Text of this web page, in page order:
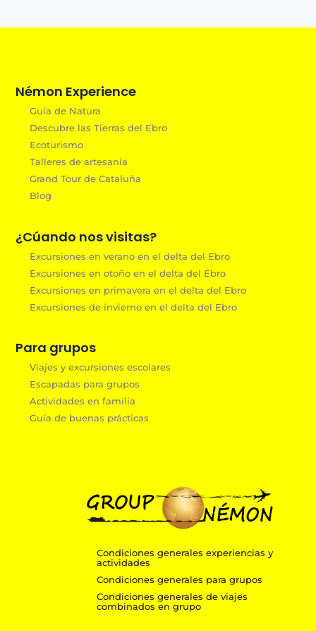
Némon Experience
Guía de Natura
Descubre las Tierras del Ebro
Ecoturismo
Talleres de artesania
Grand Tour de Cataluña
Blog
¿Cúando nos visitas?
Excursiones en verano en el delta del Ebro
Excursiones en otoño en el delta del Ebro
Excursiones en primavera en el delta del Ebro
Excursiones de invierno en el delta del Ebro
Para grupos
Viajes y excursiones escolares
Escapadas para grupos
Actividades en família
Guía de buenas prácticas
Condiciones generales experiencias y
actividades
Condiciones generales para grupos
Condiciones generales de viajes
combinados en grupo